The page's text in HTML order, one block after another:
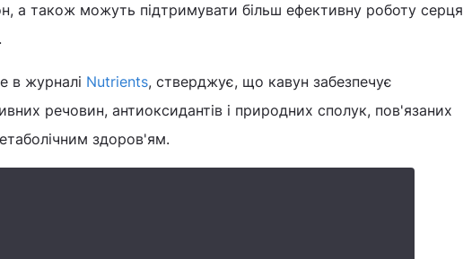
а також можуть підтримувати більш ефективну роботу серця
в журналі Nutrients, стверджує, що кавун забезпечує
речовин, антиоксидантів і природних сполук, пов'язаних
здоров'ям.